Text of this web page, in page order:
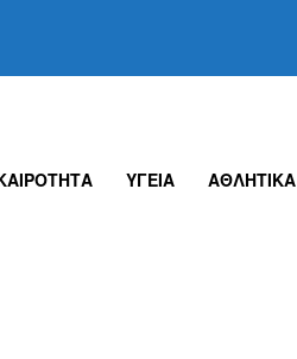
ΥΓΕΙΑ ΑΘΛΗΤΙΚΑ